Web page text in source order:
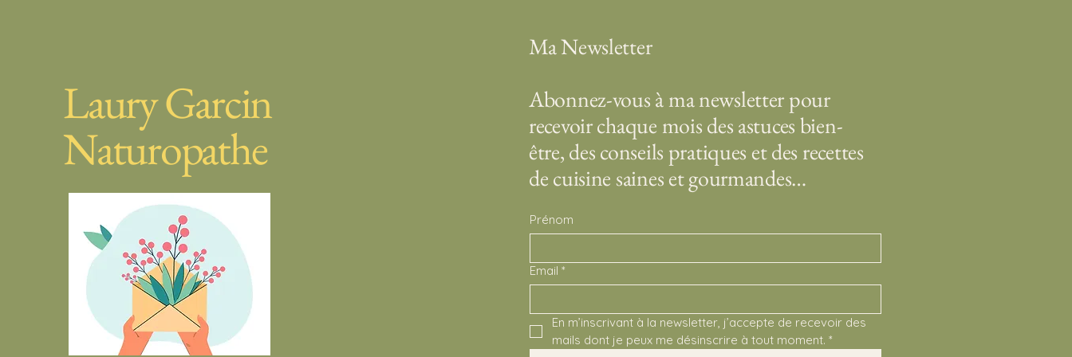
Laury Garcin
Naturopathe
Ma Newsletter
Abonnez-vous à ma newsletter pour
recevoir chaque mois des astuces bien-
être, des conseils pratiques et des recettes
de cuisine saines et gourmandes…
Prénom
Email *
En m’inscrivant à la newsletter, j’accepte de recevoir des
mails dont je peux me désinscrire à tout moment. *